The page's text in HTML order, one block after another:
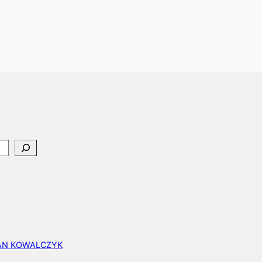
KOWALCZYK